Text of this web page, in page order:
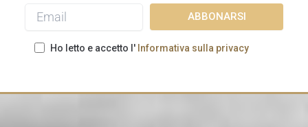
Ho letto e accetto l' Informativa sulla privacy